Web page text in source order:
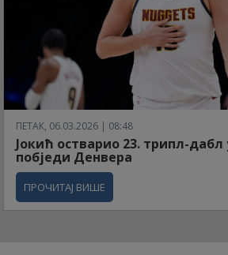
ПЕТАК, 06.03.2026 | 08:48
Јокић остварио 23. трипл-дабл
побједи Денвера
ПРОЧИТАЈ ВИШЕ